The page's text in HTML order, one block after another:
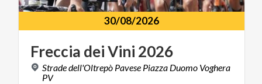
30/08/2026
Freccia deiVini 2026
Strade dell'Oltrepò Pavese Piazza Duomo Voghera
PV